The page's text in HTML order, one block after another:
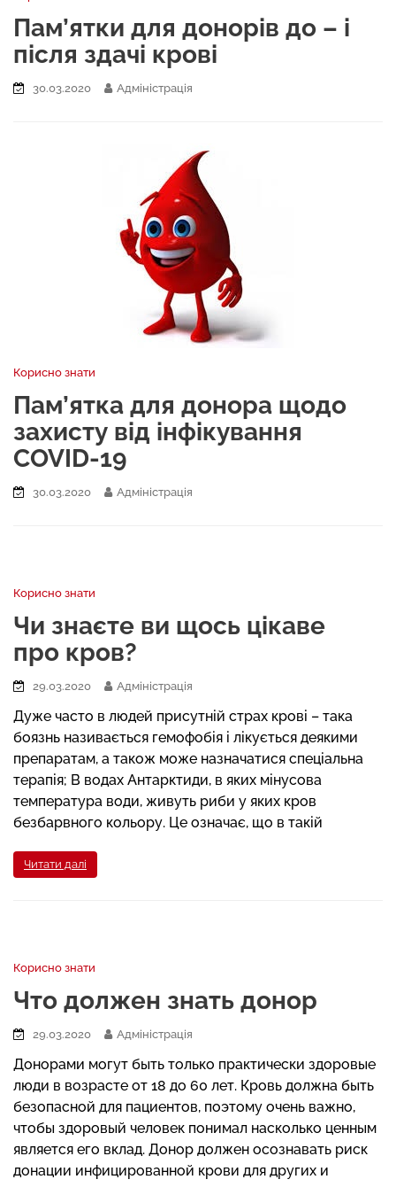
Пам’ятки для донорів до – і
після здачі крові
30.03.2020 Адміністрація
Корисно знати
Пам’ятка для донора щодо
захисту від інфікування
COVID-19
30.03.2020 Адміністрація
Корисно знати
Чи знаєте ви щось цікаве
про кров?
29.03.2020 Адміністрація
Дуже часто в людей присутній страх крові – така
боязнь називається гемофобія і лікується деякими
препаратам, а також може назначатися спеціальна
терапія; В водах Антарктиди, в яких мінусова
температура води, живуть риби у яких кров
безбарвного кольору. Це означає, що в такій
Читати далі
Корисно знати
Что должен знать донор
29.03.2020 Адміністрація
Донорами могут быть только практически здоровые
люди в возрасте от 18 до 60 лет. Кровь должна быть
безопасной для пациентов, поэтому очень важно,
чтобы здоровый человек понимал насколько ценным
является его вклад. Донор должен осознавать риск
донации инфицированной крови для других и